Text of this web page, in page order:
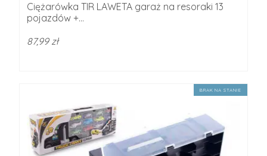
Ciężarówka TIR LAWETA garaż na resoraki 13
pojazdów +...
87,99 zł
BRAK NA STANIE